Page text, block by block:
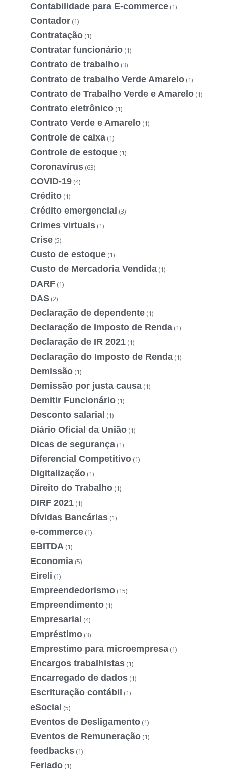
Contabilidade para E-commerce (1)
Contador (1)
Contratação (1)
Contratar funcionário (1)
Contrato de trabalho (3)
Contrato de trabalho Verde Amarelo (1)
Contrato de Trabalho Verde e Amarelo (1)
Contrato eletrônico (1)
Contrato Verde e Amarelo (1)
Controle de caixa (1)
Controle de estoque (1)
Coronavírus (63)
COVID-19 (4)
Crédito (1)
Crédito emergencial (3)
Crimes virtuais (1)
Crise (5)
Custo de estoque (1)
Custo de Mercadoria Vendida (1)
DARF (1)
DAS (2)
Declaração de dependente (1)
Declaração de Imposto de Renda (1)
Declaração de IR 2021 (1)
Declaração do Imposto de Renda (1)
Demissão (1)
Demissão por justa causa (1)
Demitir Funcionário (1)
Desconto salarial (1)
Diário Oficial da União (1)
Dicas de segurança (1)
Diferencial Competitivo (1)
Digitalização (1)
Direito do Trabalho (1)
DIRF 2021 (1)
Dívidas Bancárias (1)
e-commerce (1)
EBITDA (1)
Economia (5)
Eireli (1)
Empreendedorismo (15)
Empreendimento (1)
Empresarial (4)
Empréstimo (3)
Emprestimo para microempresa (1)
Encargos trabalhistas (1)
Encarregado de dados (1)
Escrituração contábil (1)
eSocial (5)
Eventos de Desligamento (1)
Eventos de Remuneração (1)
feedbacks (1)
Feriado (1)